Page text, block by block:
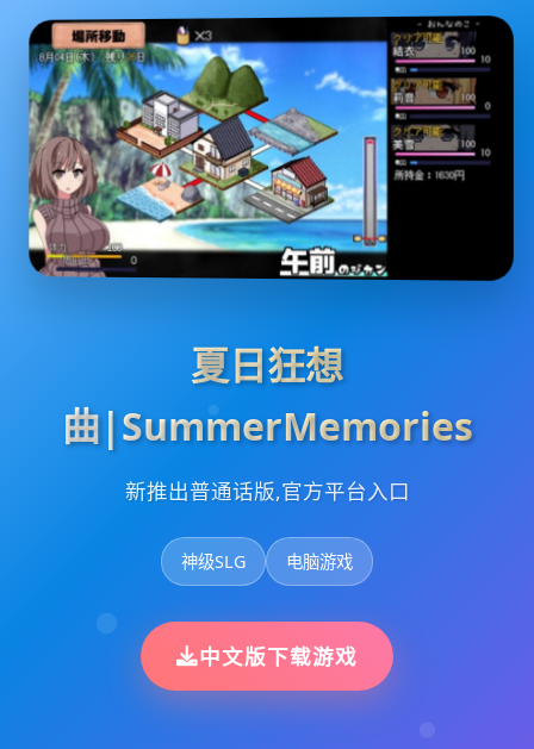
夏日狂想
曲|SummerMemories
新推出普通话版,官方平台入口
神级SLG 电脑游戏
中文版下载游戏